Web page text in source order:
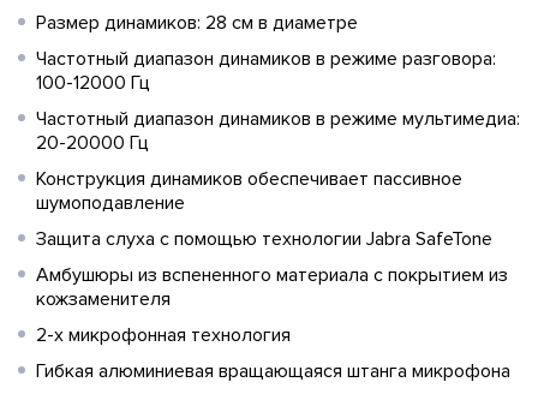
Размер динамиков: 28 см в диаметре
Частотный диапазон динамиков в режиме разговора:
100-12000 Гц
Частотный диапазон динамиков в режиме мультимедиа:
20-20000 Гц
Конструкция динамиков обеспечивает пассивное
шумоподавление
Защита слуха с помощью технологии Jabra SafeTone
Амбушюры из вспененного материала с покрытием из
кожзаменителя
2-х микрофонная технология
Гибкая алюминиевая вращающаяся штанга микрофона